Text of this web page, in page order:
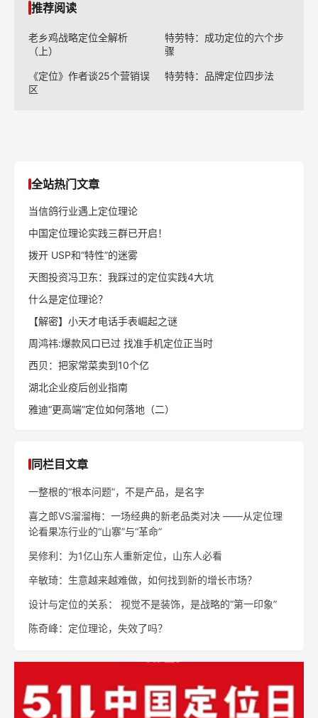
推荐阅读
老乡鸡战略定位全解析
（上）
特劳特：成功定位的六个步
骤
《定位》作者谈25个营销误
区
特劳特：品牌定位四步法
全站热门文章
当信鸽行业遇上定位理论
中国定位理论实践三群已开启！
拨开 USP和“特性”的迷雾
天图投资冯卫东：我踩过的定位实践4大坑
什么是定位理论？
【解密】小天才电话手表崛起之谜
周鸿祎:爆款风口已过 找准手机定位正当时
西贝：把家常菜卖到10个亿
湖北企业疫后创业指南
雅迪“更高端”定位如何落地（二）
同栏目文章
一整根的“根本问题”，不是产品，是名字
喜之郎VS溜溜梅：一场经典的新老品类对决 ——从定位理
论看果冻行业的“山寨”与“革命”
吴修利：为1亿山东人重新定位，山东人必看
辛敏琦：生意越来越难做，如何找到新的增长市场？
设计与定位的关系： 视觉不是装饰，是战略的“第一印象”
陈奇峰：定位理论，失效了吗？